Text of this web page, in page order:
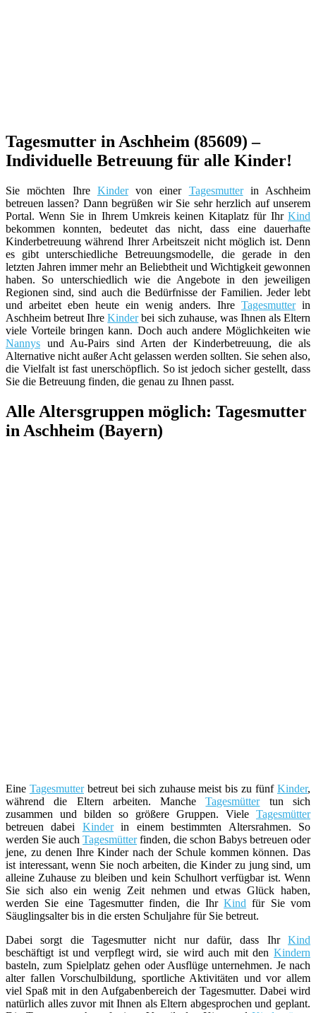
Tagesmutter in Aschheim (85609) –
Individuelle Betreuung für alle Kinder!
Sie möchten Ihre Kindervon einer Tagesmutterin Aschheim
betreuen lassen? Dann begrüßen wir Sie sehr herzlich auf unserem
Portal. Wenn Sie in Ihrem Umkreis keinen Kitaplatz für Ihr Kind
bekommen konnten, bedeutet das nicht, dass eine dauerhafte
Kinderbetreuung während Ihrer Arbeitszeit nicht möglich ist. Denn
es gibt unterschiedliche Betreuungsmodelle, die gerade in den
letzten Jahren immer mehr an Beliebtheit und Wichtigkeit gewonnen
haben. So unterschiedlich wie die Angebote in den jeweiligen
Regionen sind, sind auch die Bedürfnisse der Familien. Jeder lebt
und arbeitet eben heute ein wenig anders. Ihre Tagesmutterin
Aschheim betreut IhreKinderbei sich zuhause, was Ihnen als Eltern
viele Vorteile bringen kann. Doch auch andere Möglichkeiten wie
Nannys und Au-Pairs sind Arten der Kinderbetreuung, die als
Alternative nicht außer Acht gelassen werden sollten. Sie sehen also,
die Vielfalt ist fast unerschöpflich. So ist jedoch sicher gestellt, dass
Sie die Betreuung finden, die genau zu Ihnen passt.
Alle Altersgruppen möglich: Tagesmutter
in Aschheim (Bayern)
Eine Tagesmutterbetreut bei sich zuhause meist bis zu fünfKinder,
während die Eltern arbeiten. MancheTagesmüttertun sich
zusammen und bilden so größere Gruppen. Viele Tagesmütter
betreuen dabei Kinderin einem bestimmten Altersrahmen. So
werden Sie auch Tagesmütterfinden, die schon Babys betreuen oder
jene, zu denen Ihre Kinder nach der Schule kommen können. Das
ist interessant, wenn Sie noch arbeiten, die Kinder zu jung sind, um
alleine Zuhause zu bleiben und kein Schulhort verfügbar ist. Wenn
Sie sich also ein wenig Zeit nehmen und etwas Glück haben,
werden Sie eine Tagesmutter finden, die IhrKind für Sie vom
Säuglingsalter bis in die ersten Schuljahre für Sie betreut.
Dabei sorgt die Tagesmutter nicht nur dafür, dass Ihr Kind
beschäftigt ist und verpflegt wird, sie wird auch mit den Kindern
basteln, zum Spielplatz gehen oder Ausflüge unternehmen. Je nach
alter fallen Vorschulbildung, sportliche Aktivitäten und vor allem
viel Spaß mit in den Aufgabenbereich der Tagesmutter. Dabei wird
natürlich alles zuvor mit Ihnen als Eltern abgesprochen und geplant.